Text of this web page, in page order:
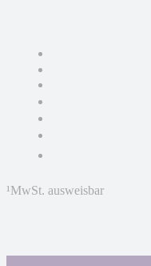
¹MwSt. ausweisbar